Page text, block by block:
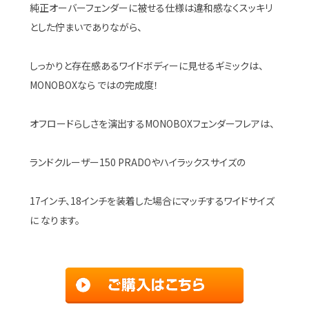
純正オーバーフェンダーに被せる仕様は違和感なくスッキリ
とした佇まいでありながら、
しっかりと存在感あるワイドボディーに見せるギミックは、
MONOBOXなら ではの完成度！
オフロードらしさを演出するMONOBOXフェンダーフレアは、
ランドクルーザー150 PRADOやハイラックスサイズの
17インチ、18インチを装着した場合にマッチするワイドサイズ
に なります。